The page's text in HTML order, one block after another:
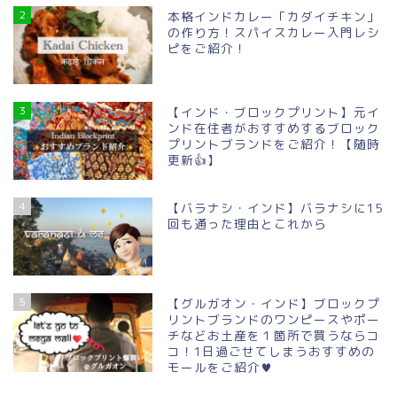
2
本格インドカレー「カダイチキン」
の作り方！スパイスカレー入門レシ
ピをご紹介！
3
【インド・ブロックプリント】元イ
ンド在住者がおすすめするブロック
プリントブランドをご紹介！【随時
更新👍】
4
【バラナシ・インド】バラナシに15
回も通った理由とこれから
5
【グルガオン・インド】ブロックプ
リントブランドのワンピースやポー
チなどお土産を１箇所で買うならコ
コ！1日過ごせてしまうおすすめの
モールをご紹介♥